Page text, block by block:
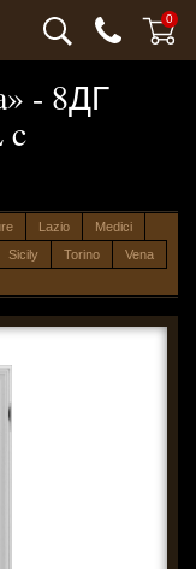
0
- 8ДГ
c
Lazio
Medici
Sicily Torino
Vena